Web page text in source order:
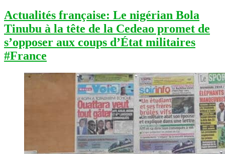
« Fonds
Marianne »,
Schiappa
#France »
Actualités française: Le nigérian Bola
Tinubu à la tête de la Cedeao promet de
s’opposer aux coups d’État militaires
#France